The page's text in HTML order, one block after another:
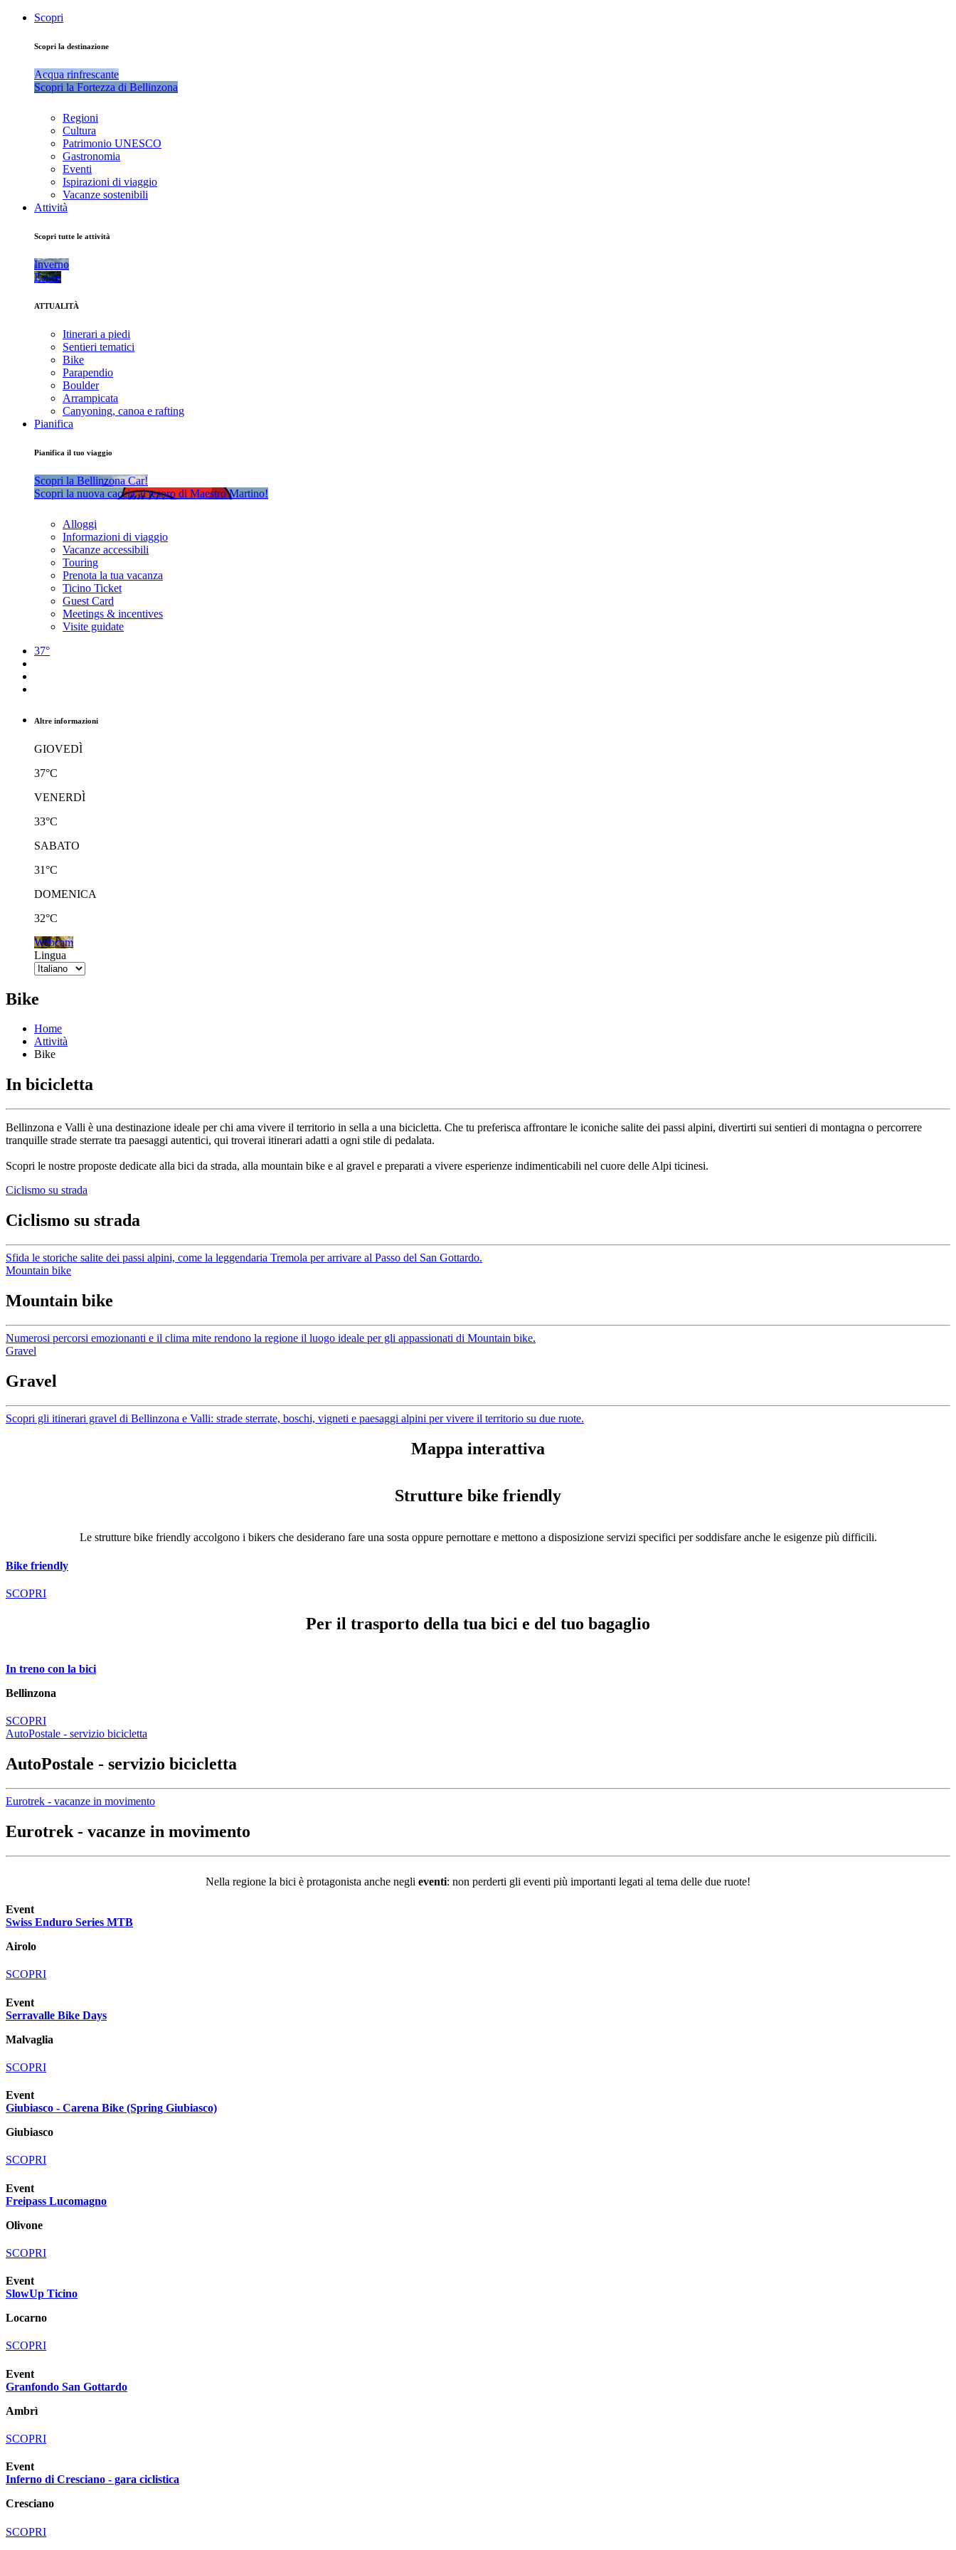
Scopri
Scopri la destinazione
Acqua rinfrescante
Scopri la Fortezza di Bellinzona
Regioni
Cultura
Patrimonio UNESCO
Gastronomia
Eventi
Ispirazioni di viaggio
Vacanze sostenibili
Attività
Scopri tutte le attività
Inverno
Estate
ATTUALITÀ
Itinerari a piedi
Sentieri tematici
Bike
Parapendio
Boulder
Arrampicata
Canyoning, canoa e rafting
Pianifica
Pianifica il tuo viaggio
Scopri la Bellinzona Car!
Scopri la nuova caccia al tesoro di Maestro Martino!
Alloggi
Informazioni di viaggio
Vacanze accessibili
Touring
Prenota la tua vacanza
Ticino Ticket
Guest Card
Meetings & incentives
Visite guidate
37°
Altre informazioni
GIOVEDÌ
37°C
VENERDÌ
33°C
SABATO
31°C
DOMENICA
32°C
Webcam
Lingua
Bike
Home
Attività
Bike
In bicicletta
Bellinzona e Valli è una destinazione ideale per chi ama vivere il territorio in sella a una bicicletta. Che tu preferisca affrontare le iconiche salite dei passi alpini, divertirti sui sentieri di montagna o percorrere
tranquille strade sterrate tra paesaggi autentici, qui troverai itinerari adatti a ogni stile di pedalata.
Scopri le nostre proposte dedicate alla bici da strada, alla mountain bike e al gravel e preparati a vivere esperienze indimenticabili nel cuore delle Alpi ticinesi.
Ciclismo su strada
Ciclismo su strada
Sfida le storiche salite dei passi alpini, come la leggendaria Tremola per arrivare al Passo del San Gottardo.
Mountain bike
Mountain bike
Numerosi percorsi emozionanti e il clima mite rendono la regione il luogo ideale per gli appassionati di Mountain bike.
Gravel
Gravel
Scopri gli itinerari gravel di Bellinzona e Valli: strade sterrate, boschi, vigneti e paesaggi alpini per vivere il territorio su due ruote.
Mappa interattiva
Strutture bike friendly
Le strutture bike friendly accolgono i bikers che desiderano fare una sosta oppure pernottare e mettono a disposizione servizi specifici per soddisfare anche le esigenze più difficili.
Bike friendly
SCOPRI
Per il trasporto della tua bici e del tuo bagaglio
In treno con la bici
Bellinzona
SCOPRI
AutoPostale - servizio bicicletta
AutoPostale - servizio bicicletta
Eurotrek - vacanze in movimento
Eurotrek - vacanze in movimento
Nella regione la bici è protagonista anche negli eventi: non perderti gli eventi più importanti legati al tema delle due ruote!
Event
Swiss Enduro Series MTB
Airolo
SCOPRI
Event
Serravalle Bike Days
Malvaglia
SCOPRI
Event
Giubiasco - Carena Bike (Spring Giubiasco)
Giubiasco
SCOPRI
Event
Freipass Lucomagno
Olivone
SCOPRI
Event
SlowUp Ticino
Locarno
SCOPRI
Event
Granfondo San Gottardo
Ambrì
SCOPRI
Event
Inferno di Cresciano - gara ciclistica
Cresciano
SCOPRI